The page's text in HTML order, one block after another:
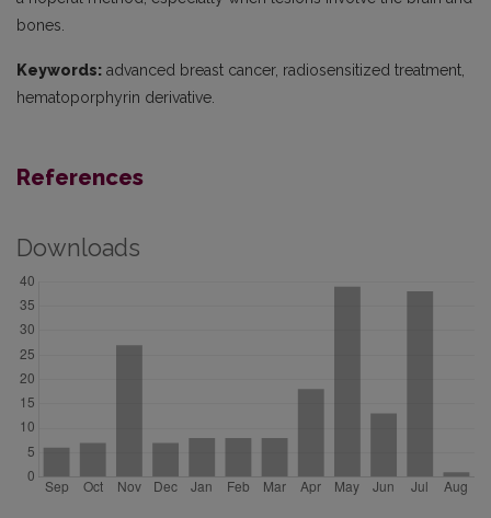
bones.
Keywords: advanced breast cancer, radiosensitized treatment,
hematoporphyrin derivative.
References
Downloads